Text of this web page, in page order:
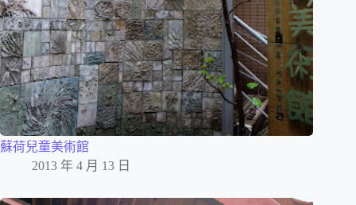
蘇荷兒童美術館
2013 年 4 月 13 日